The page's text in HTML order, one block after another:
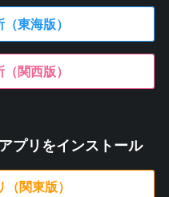
東海版）
関西版）
プリをインストール
関東版）